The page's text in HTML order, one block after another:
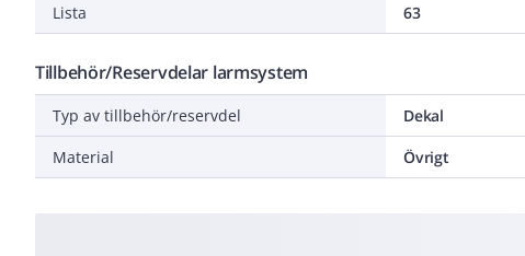
Lista
63
Tillbehör/Reservdelar larmsystem
Typ av tillbehör/reservdel
Dekal
Material
Övrigt